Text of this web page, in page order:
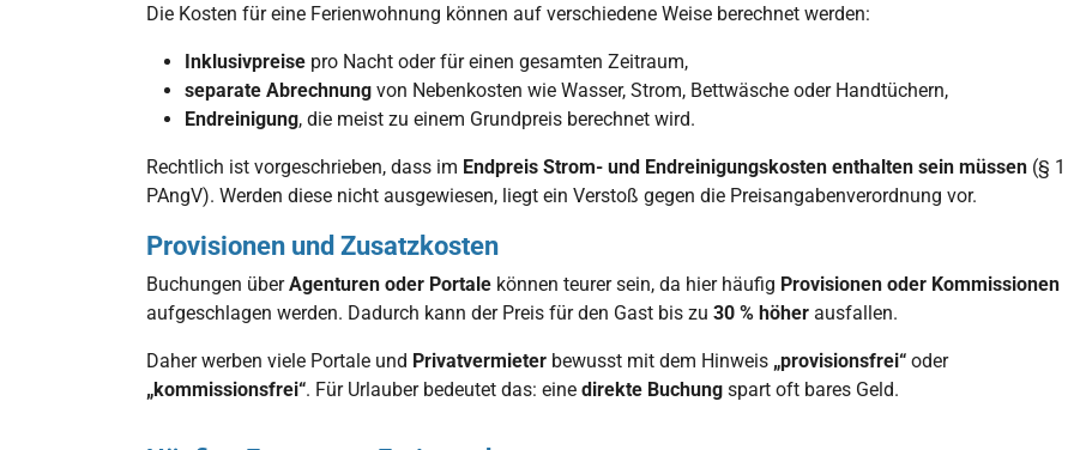
Die Kosten für eine Ferienwohnung können auf verschiedene Weise berechnet werden:
Inklusivpreise pro Nacht oder für einen gesamten Zeitraum,
separate Abrechnung von Nebenkosten wie Wasser, Strom, Bettwäsche oder Handtüchern,
Endreinigung, die meist zu einem Grundpreis berechnet wird.
Rechtlich ist vorgeschrieben, dass im Endpreis Strom- und Endreinigungskosten enthalten sein müssen (§ 1
PAngV). Werden diese nicht ausgewiesen, liegt ein Verstoß gegen die Preisangabenverordnung vor.
Provisionen und Zusatzkosten
Buchungen überAgenturen oder Portale können teurer sein, da hier häufig Provisionen oder Kommissionen
aufgeschlagen werden. Dadurch kann der Preis für den Gast bis zu 30 % höher ausfallen.
Daher werben viele Portale und Privatvermieter bewusst mit dem Hinweis „provisionsfrei“ oder
„kommissionsfrei“. Für Urlauber bedeutet das: eine direkte Buchung spart oft bares Geld.